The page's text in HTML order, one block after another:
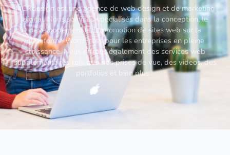
MCRdesign est une agence de web design et de marketing
digital. Nous sommes spécialisés dans la conception, le
développement et la promotion de sites web sur la
plateforme WordPress pour les entreprises en pleine
croissance. Nous offrons également des services web
supplémentaires tels que des prises de vue, des videos, des
portfolios et bien plus…